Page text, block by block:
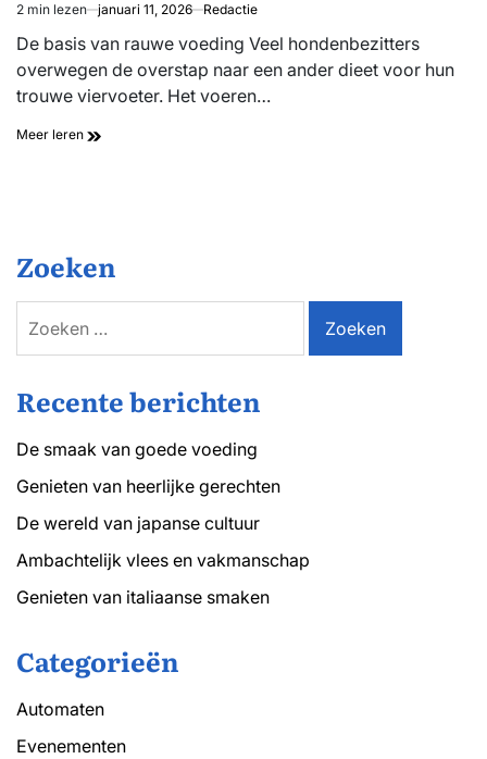
Geschatte
leestijd
2 min lezen januari 11, 2026 Redactie
De basis van rauwe voeding Veel hondenbezitters
overwegen de overstap naar een ander dieet voor hun
trouwe viervoeter. Het voeren…
Meer leren Een
hond
Zoeken
naar:
Recente berichten
De smaak van goede voeding
Genieten van heerlijke gerechten
De wereld van japanse cultuur
Ambachtelijk vlees en vakmanschap
Genieten van italiaanse smaken
Categorieën
Automaten
Evenementen